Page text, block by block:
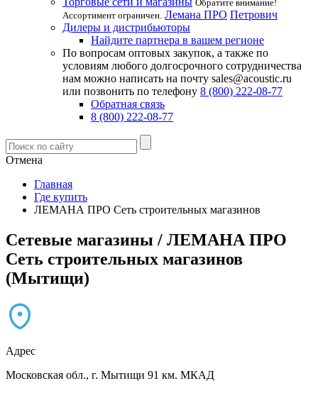
Обратите внимание!
Ассортимент ограничен. Лемана ПРО Петрович
Дилеры и дистрибьюторы
Найдите партнера в вашем регионе
По вопросам оптовых закупок, а также по
условиям любого долгосрочного сотрудничества
нам можно написать на почту sales@acoustic.ru
или позвонить по телефону 8 (800) 222-08-77
Обратная связь
8 (800) 222-08-77
Отмена
Главная
Где купить
ЛЕМАНА ПРО Сеть строительных магазинов
Сетевые магазины / ЛЕМАНА ПРО
Сеть строительных магазинов
(Мытищи)
Адрес
Московская обл., г. Мытищи 91 км. МКАД